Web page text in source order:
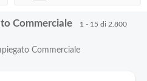
Commerciale 1 - 15 di 2.800
Commerciale